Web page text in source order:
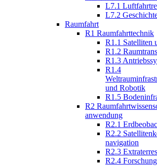
L7.1
L7.2
Raumfahrt
R1 Raumfahrttechnik
R1.1 Satelliten
R1.2
R1.3
R1.4
und Robotik
R1.5
R2
anwendung
R2.1
R2.2
navigation
R2.3
R2.4